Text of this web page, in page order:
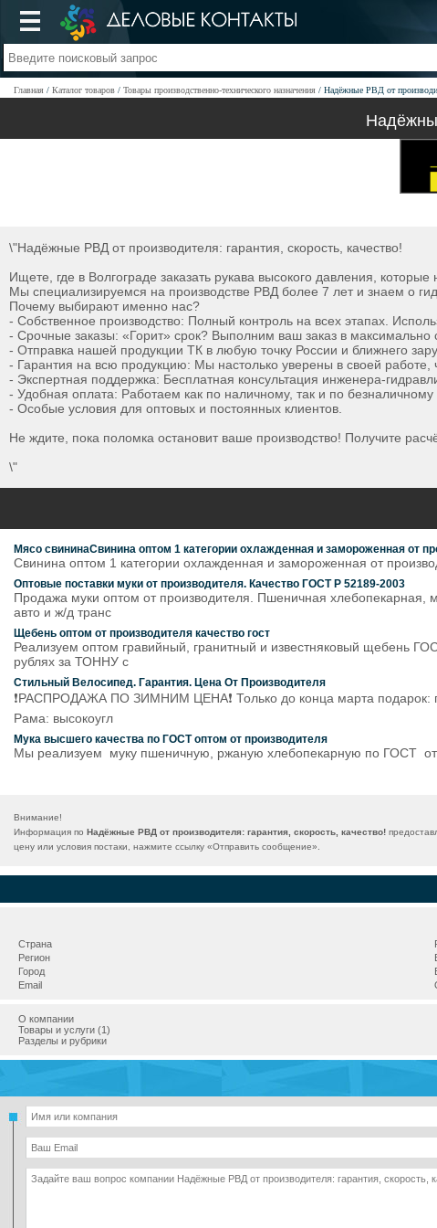
Главная Каталог товаров Товары производственно-технического назначения Надёжные РВД от
\"Надёжные РВД от производителя: гарантия, скорость, качество!
Ищете, где в Волгограде заказать рукава высокого давления,
Мы специализируемся на производстве РВД более 7 лет и знаем о
Почему выбирают именно нас?
- Собственное производство: Полный контроль на всех этапах.
- Срочные заказы: «Горит» срок? Выполним ваш заказ в максимально
- Отправка нашей продукции ТК в любую точку России и ближнего
- Гарантия на всю продукцию: Мы настолько уверены в своей
- Экспертная поддержка: Бесплатная консультация инженера-
- Удобная оплата: Работаем как по наличному, так и по безналичному
- Особые условия для оптовых и постоянных клиентов.
Не ждите, пока поломка остановит ваше производство! Получите
\"
Мясо свининаСвинина оптом 1 категории охлажденная и замороженная от
Свинина оптом 1 категории охлажденная и замороженная от
Оптовые поставки муки от производителя. Качество ГОСТ Р 52189-2003
Продажа муки оптом от производителя. Пшеничная хлебопекарная,
авто и ж/д транс
Щебень оптом от производителя качество гост
Реализуем оптом гравийный, гранитный и известняковый щебень
рублях за ТОННУ с
Стильный Велосипед. Гарантия. Цена От Производителя
❗️РАСПРОДАЖА ПО ЗИМНИМ ЦЕНА❗️ Только до конца марта подарок:
Рама: высокоугл
Мука высшего качества по ГОСТ оптом от производителя
Мы реализуем муку пшеничную, ржаную хлебопекарную по ГОСТ
Внимание!
Информация по Надёжные РВД от производителя: гарантия, скорость, качество!
цену или условия постаки, нажмите ссылку «Отправить сообщение».
Страна
Регион
Город
Email
О компании
Товары и услуги (1)
Разделы и рубрики